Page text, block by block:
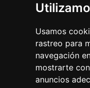
Usamos
rastreo para
navegación
mostrarte
anuncios